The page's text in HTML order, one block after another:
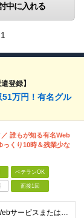
中に入れる
登録】
万円！有名グル
誰もが知る有名Web
っくり10時＆残業少な
ベテランOK
面接1回
≪20代・30代活躍中！≫ ◆Webサービスまたはアプリのディレクション、進行管理の経験 ◆英語スキル（多言語プロダクトのため、翻訳内容の確認や海外向けコミュニケーションで活用） ◆UI/UX改善